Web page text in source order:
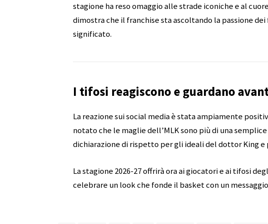
stagione ha reso omaggio alle strade iconiche e al
dimostra che il franchise sta ascoltando la passione
significato.
I tifosi reagiscono e guardano
La reazione sui social media è stata ampiamente
notato che le maglie dell’MLK sono più di una
dichiarazione di rispetto per gli ideali del dottor King e
La stagione 2026-27 offrirà ora ai giocatori e ai tifosi
celebrare un look che fonde il basket con un